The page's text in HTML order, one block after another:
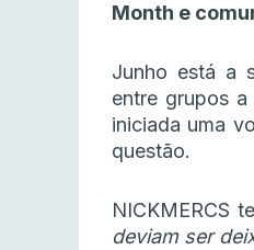
Month e
Junho está a
entre grupos
iniciada uma
questão.
NICKMERCS
deviam ser